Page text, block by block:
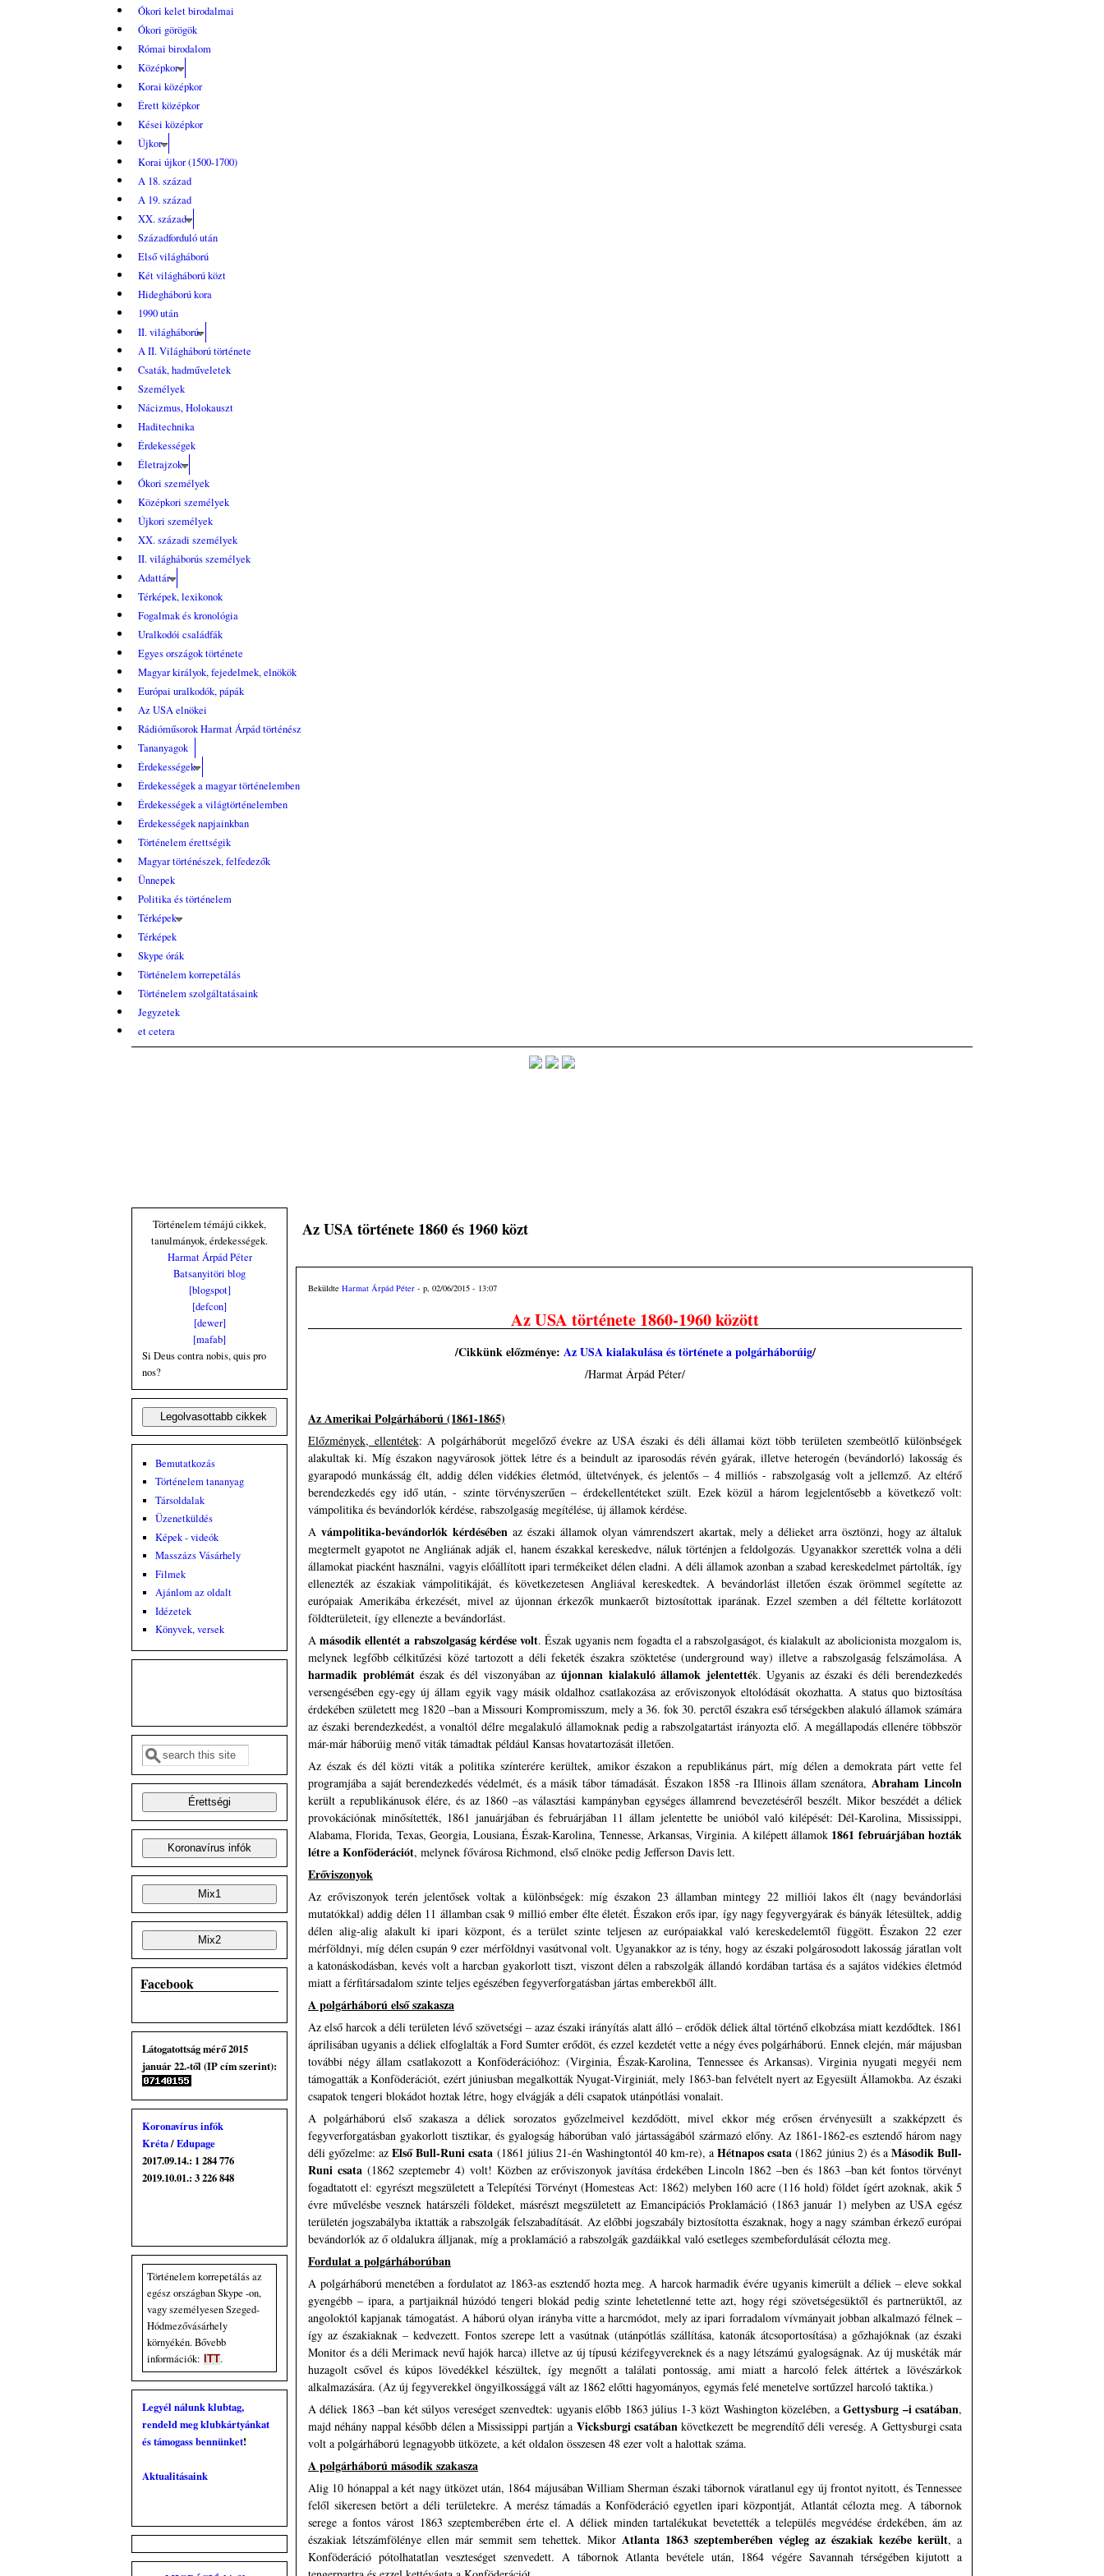
Ókori kelet birodalmai
Ókori görögök
Római birodalom
Középkor
Korai középkor
Érett középkor
Kései középkor
Újkor
Korai újkor (1500-1700)
A 18. század
A 19. század
XX. század
Századforduló után
Első világháború
Két világháború közt
Hidegháború kora
1990 után
II. világháború
A II. Világháború története
Csaták, hadműveletek
Személyek
Nácizmus, Holokauszt
Haditechnika
Érdekességek
Életrajzok
Ókori személyek
Középkori személyek
Újkori személyek
XX. századi személyek
II. világháborús személyek
Adattár
Térképek, lexikonok
Fogalmak és kronológia
Uralkodói családfák
Egyes országok története
Magyar királyok, fejedelmek, elnökök
Európai uralkodók, pápák
Az USA elnökei
Rádióműsorok Harmat Árpád történész
Tananyagok
Érdekességek
Érdekességek a magyar történelemben
Érdekességek a világtörténelemben
Érdekességek napjainkban
Történelem érettségik
Magyar történészek, felfedezők
Ünnepek
Politika és történelem
Térképek
Térképek
Skype órák
Történelem korrepetálás
Történelem szolgáltatásaink
Jegyzetek
et cetera
Az USA története 1860 és 1960 közt
Beküldte Harmat Árpád Péter - p, 02/06/2015 - 13:07
Az USA története 1860-1960 között
/Cikkünk előzménye: Az USA kialakulása és története a polgárháborúig/
/Harmat Árpád Péter/
Az Amerikai Polgárháború (1861-1865)
Előzmények, ellentétek: A polgárháborút megelőző évekre az USA északi és déli államai közt több területen szembeötlő különbségek
alakultak ki. Míg északon nagyvárosok jöttek létre és a beindult az iparosodás révén gyárak, illetve heterogén (bevándorló) lakosság és
gyarapodó munkásság élt, addig délen vidékies életmód, ültetvények, és jelentős – 4 milliós - rabszolgaság volt a jellemző. Az eltérő
berendezkedés egy idő után, - szinte törvényszerűen – érdekellentéteket szült. Ezek közül a három legjelentősebb a következő volt:
vámpolitika és bevándorlók kérdése, rabszolgaság megítélése, új államok kérdése.
A vámpolitika-bevándorlók kérdésébenaz északi államok olyan vámrendszert akartak, mely a délieket arra ösztönzi, hogy az általuk
megtermelt gyapotot ne Angliának adják el, hanem északkal kereskedve, náluk történjen a feldolgozás. Ugyanakkor szerették volna a déli
államokat piacként használni, vagyis előállított ipari termékeiket délen eladni. A déli államok azonban a szabad kereskedelmet pártolták, így
ellenezték az északiak vámpolitikáját, és következetesen Angliával kereskedtek. A bevándorlást illetően észak örömmel segítette az
európaiak Amerikába érkezését, mivel az újonnan érkezők munkaerőt biztosítottak iparának. Ezzel szemben a dél féltette korlátozott
földterületeit, így ellenezte a bevándorlást.
Amásodik ellentét a rabszolgaság kérdése volt. Észak ugyanis nem fogadta el a rabszolgaságot, és kialakult az abolicionista mozgalom is,
melynek legfőbb célkitűzési közé tartozott a déli feketék északra szöktetése (underground way) illetve a rabszolgaság felszámolása. A
harmadik problémátészak és dél viszonyában az újonnan kialakuló államok jelentették. Ugyanis az északi és déli berendezkedés
versengésében egy-egy új állam egyik vagy másik oldalhoz csatlakozása az erőviszonyok eltolódását okozhatta. A status quo biztosítása
érdekében született meg 1820 –ban a Missouri Kompromisszum, mely a 36. fok 30. perctől északra eső térségekben alakuló államok számára
az északi berendezkedést, a vonaltól délre megalakuló államoknak pedig a rabszolgatartást irányozta elő. A megállapodás ellenére többször
már-már háborúig menő viták támadtak például Kansas hovatartozását illetően.
Az észak és dél közti viták a politika színterére kerültek, amikor északon a republikánus párt, míg délen a demokrata párt vette fel
programjába a saját berendezkedés védelmét, és a másik tábor támadását. Északon 1858 -ra Illinois állam szenátora,Abraham Lincoln
került a republikánusok élére, és az 1860 –as választási kampányban egységes államrend bevezetéséről beszélt. Mikor beszédét a déliek
provokációnak minősítették, 1861 januárjában és februárjában 11 állam jelentette be unióból való kilépését: Dél-Karolina, Mississippi,
Alabama, Florida, Texas, Georgia, Lousiana, Észak-Karolina, Tennesse, Arkansas, Virginia. A kilépett államok 1861 februárjában hozták
létre a Konföderációt, melynek fővárosa Richmond, első elnöke pedig Jefferson Davis lett.
Erőviszonyok
Az erőviszonyok terén jelentősek voltak a különbségek: míg északon 23 államban mintegy 22 milliói lakos élt (nagy bevándorlási
mutatókkal) addig délen 11 államban csak 9 millió ember élte életét. Északon erős ipar, így nagy fegyvergyárak és bányák létesültek, addig
délen alig-alig alakult ki ipari központ, és a terület szinte teljesen az európaiakkal való kereskedelemtől függött. Északon 22 ezer
mérföldnyi, míg délen csupán 9 ezer mérföldnyi vasútvonal volt. Ugyanakkor az is tény, hogy az északi polgárosodott lakosság járatlan volt
a katonáskodásban, kevés volt a harcban gyakorlott tiszt, viszont délen a rabszolgák állandó kordában tartása és a sajátos vidékies életmód
miatt a férfitársadalom szinte teljes egészében fegyverforgatásban jártas emberekből állt.
A polgárháború első szakasza
Az első harcok a déli területen lévő szövetségi – azaz északi irányítás alatt álló – erődök déliek által történő elkobzása miatt kezdődtek. 1861
áprilisában ugyanis a déliek elfoglalták a Ford Sumter erődöt, és ezzel kezdetét vette a négy éves polgárháború. Ennek elején, már májusban
további négy állam csatlakozott a Konföderációhoz: (Virginia, Észak-Karolina, Tennessee és Arkansas). Virginia nyugati megyéi nem
támogatták a Konföderációt, ezért júniusban megalkották Nyugat-Virginiát, mely 1863-ban felvételt nyert az Egyesült Államokba. Az északi
csapatok tengeri blokádot hoztak létre, hogy elvágják a déli csapatok utánpótlási vonalait.
A polgárháború első szakasza a déliek sorozatos győzelmeivel kezdődött, mivel ekkor még erősen érvényesült a szakképzett és
fegyverforgatásban gyakorlott tisztikar, és gyalogság háborúban való jártasságából származó előny. Az 1861-1862-es esztendő három nagy
déli győzelme: azElső Bull-Runi csata (1861 július 21-én Washingtontól 40 km-re), aHétnapos csata (1862 június 2) és a Második Bull-
Runi csata(1862 szeptemebr 4) volt! Közben az erőviszonyok javítása érdekében Lincoln 1862 –ben és 1863 –ban két fontos törvényt
fogadtatott el: egyrészt megszületett a Telepítési Törvényt (Homesteas Act: 1862) melyben 160 acre (116 hold) földet ígért azoknak, akik 5
évre művelésbe vesznek határszéli földeket, másrészt megszületett az Emancipációs Proklamáció (1863 január 1) melyben az USA egész
területén jogszabályba iktatták a rabszolgák felszabadítását. Az előbbi jogszabály biztosította északnak, hogy a nagy számban érkező európai
bevándorlók az ő oldalukra álljanak, míg a proklamáció a rabszolgák gazdáikkal való esetleges szembefordulását célozta meg.
Fordulat a polgárháborúban
A polgárháború menetében a fordulatot az 1863-as esztendő hozta meg. A harcok harmadik évére ugyanis kimerült a déliek – eleve sokkal
gyengébb – ipara, a partjaiknál húzódó tengeri blokád pedig szinte lehetetlenné tette azt, hogy régi szövetségesüktől és partnerüktől, az
angoloktól kapjanak támogatást. A háború olyan irányba vitte a harcmódot, mely az ipari forradalom vívmányait jobban alkalmazó félnek –
így az északiaknak – kedvezett. Fontos szerepe lett a vasútnak (utánpótlás szállítása, katonák átcsoportosítása) a gőzhajóknak (az északi
Monitor és a déli Merimack nevű hajók harca) illetve az új típusú kézifegyvereknek és a nagy létszámú gyalogságnak. Az új muskéták már
huzagolt csővel és kúpos lövedékkel készültek, így megnőtt a találati pontosság, ami miatt a harcoló felek áttértek a lövészárkok
alkalmazására. (Az új fegyverekkel öngyilkossággá vált az 1862 előtti hagyományos, egymás felé menetelve sortűzzel harcoló taktika.)
A déliek 1863 –ban két súlyos vereséget szenvedtek: ugyanis előbb 1863 július 1-3 közt Washington közelében, aGettysburg –i csatában,
majd néhány nappal később délen a Mississippi partján a Vicksburgi csatábankövetkezett be megrendítő déli vereség. A Gettysburgi csata
volt a polgárháború legnagyobb ütközete, a két oldalon összesen 48 ezer volt a halottak száma.
A polgárháború második szakasza
Alig 10 hónappal a két nagy ütközet után, 1864 májusában William Sherman északi tábornok váratlanul egy új frontot nyitott, és Tennessee
felől sikeresen betört a déli területekre. A merész támadás a Konföderáció egyetlen ipari központját, Atlantát célozta meg. A tábornok
serege a fontos várost 1863 szeptemberében érte el. A déliek minden tartalékukat bevetették a település megvédése érdekében, ám az
északiak létszámfölénye ellen már semmit sem tehettek. Mikor Atlanta 1863 szeptemberében végleg az északiak kezébe került, a
Konföderáció pótolhatatlan veszteséget szenvedett. A tábornok Atlanta bevétele után, 1864 végére Savannah térségében kijutott a
Történelem témájú cikkek,
tanulmányok, érdekességek.
Harmat Árpád Péter
Batsanyitöri blog
[blogspot]
[defcon]
[dewer]
[mafab]
Si Deus contra nobis, quis pro
nos?
Bemutatkozás
Történelem tananyag
Társoldalak
Üzenetküldés
Képek - videók
Masszázs Vásárhely
Filmek
Ajánlom az oldalt
Idézetek
Könyvek, versek
Keresés űrlap
Keresés
Facebook
Látogatottság mérő 2015
január 22.-től (IP cím szerint):
Koronavírus infók
Kréta/Edupage
2017.09.14.: 1 284 776
2019.10.01.: 3 226 848
Történelem korrepetálás az
egész országban Skype -on,
vagy személyesen Szeged-
Hódmezővásárhely
környékén. Bővebb
információk: ITT.
Legyél nálunk klubtag,
rendeld meg klubkártyánkat
és támogass bennünket!
Aktualitásaink